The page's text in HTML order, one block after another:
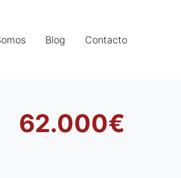
Blog Contacto
62.000€